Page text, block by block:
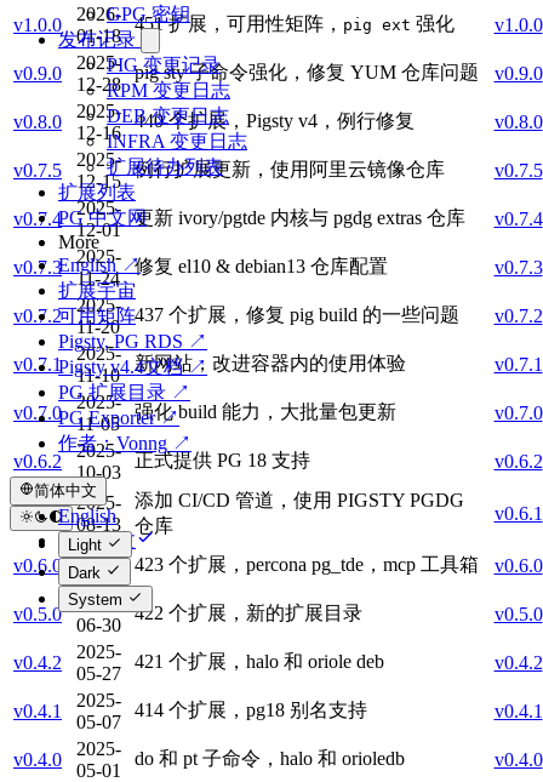
GPG 密钥
发布记录
PIG 变更记录
RPM 变更日志
DEB 变更日志
INFRA 变更日志
扩展待办列表
扩展列表
PG 中文网
More
English ↗
扩展宇宙
可用矩阵
Pigsty, PG RDS ↗
Pigsty v4.4文档 ↗
PG 扩展目录 ↗
PG Exporter ↗
作者：Vonng ↗
简体中文
English
简体中文
Light
Dark
System
v1.0.0
2026-
01-18
451 扩展，可用性矩阵， pig ext 强化 v1.0.0
v0.9.0
2025-
12-28
pig sty 子命令强化，修复 YUM 仓库问题 v0.9.0
v0.8.0
2025-
12-16
440 个扩展，Pigsty v4，例行修复 v0.8.0
v0.7.5
2025-
12-15
例行扩展更新，使用阿里云镜像仓库 v0.7.5
v0.7.4
2025-
12-01
更新 ivory/pgtde 内核与 pgdg extras 仓库 v0.7.4
v0.7.3
2025-
11-24
修复 el10 & debian13 仓库配置 v0.7.3
v0.7.2
2025-
11-20
437 个扩展，修复 pig build 的一些问题 v0.7.2
v0.7.1
2025-
11-10
新网站，改进容器内的使用体验 v0.7.1
v0.7.0
2025-
11-05
强化 build 能力，大批量包更新 v0.7.0
v0.6.2
2025-
10-03
正式提供 PG 18 支持 v0.6.2
v0.6.1
2025-
08-13
添加 CI/CD 管道，使用 PIGSTY PGDG
仓库
v0.6.1
v0.6.0
2025-
07-17
423 个扩展，percona pg_tde，mcp 工具箱 v0.6.0
v0.5.0
2025-
06-30
422 个扩展，新的扩展目录 v0.5.0
v0.4.2
2025-
05-27
421 个扩展，halo 和 oriole deb v0.4.2
v0.4.1
2025-
05-07
414 个扩展，pg18 别名支持 v0.4.1
v0.4.0
2025-
05-01
do 和 pt 子命令，halo 和 orioledb v0.4.0